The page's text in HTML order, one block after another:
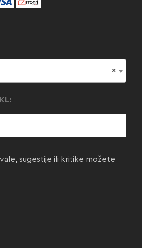
×
sugestije ili kritike možete